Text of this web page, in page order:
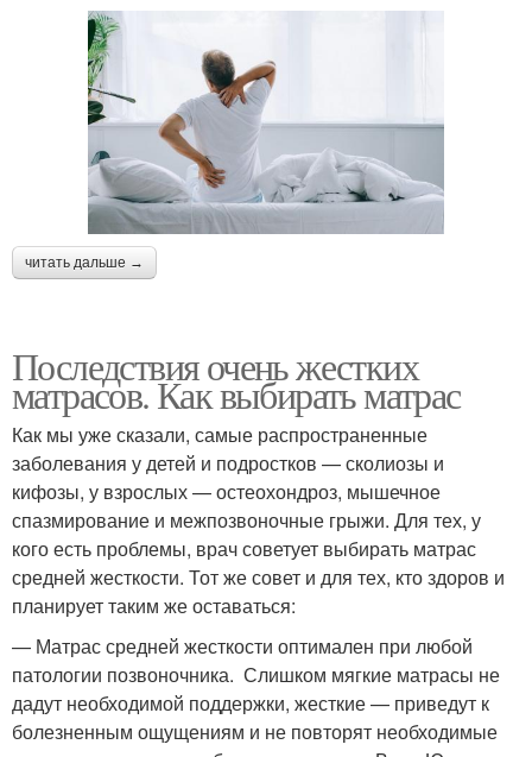
читать дальше →
Последствия очень жестких
матрасов. Как выбирать матрас
Как мы уже сказали, самые распространенные
заболевания у детей и подростков — сколиозы и
кифозы, у взрослых — остеохондроз, мышечное
спазмирование и межпозвоночные грыжи. Для тех, у
кого есть проблемы, врач советует выбирать матрас
средней жесткости. Тот же совет и для тех, кто здоров и
планирует таким же оставаться:
— Матрас средней жесткости оптимален при любой
патологии позвоночника. Слишком мягкие матрасы не
дадут необходимой поддержки, жесткие — приведут к
болезненным ощущениям и не повторят необходимые